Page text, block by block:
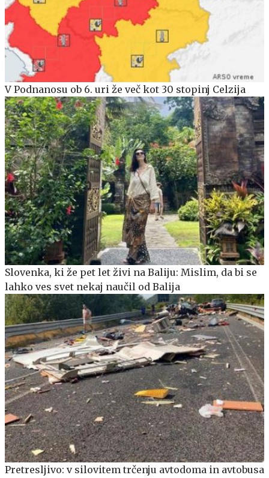
V Podnanosu ob 6. uri že več kot 30 stopinj Celzija
Slovenka, ki že pet let živi na Baliju: Mislim, da bi se
lahko ves svet nekaj naučil od Balija
Pretresljivo: v silovitem trčenju avtodoma in avtobusa